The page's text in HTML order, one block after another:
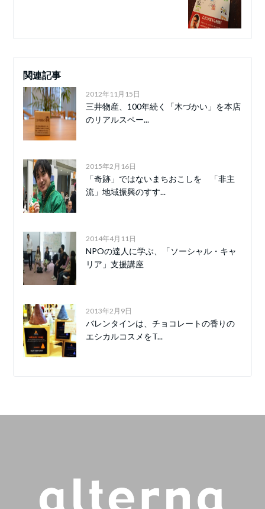
関連記事
2012年11月15日
三井物産、100年続く「木づかい」を本店
のリアルスペー...
2015年2月16日
「奇跡」ではないまちおこしを 「非主
流」地域振興のすす...
2014年4月11日
NPOの達人に学ぶ、「ソーシャル・キャ
リア」支援講座
2013年2月9日
バレンタインは、チョコレートの香りの
エシカルコスメをT...